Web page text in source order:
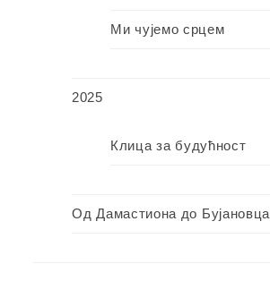
Ми чујемо срцем
2025
Клица за будућност
Од Дамастиона до Бујановца